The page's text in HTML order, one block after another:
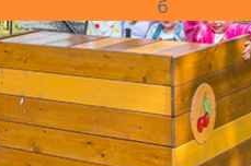
De
6